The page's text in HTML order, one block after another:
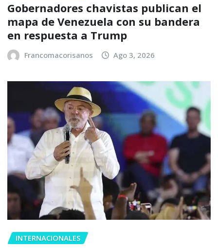
Gobernadores chavistas publican el
mapa de Venezuela con su bandera
en respuesta a Trump
Francomacorisanos Ago 3, 2026
INTERNACIONALES